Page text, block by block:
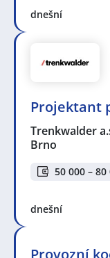
dnešní
Projektant
Trenkwalder
Brno
50 000 – 80
dnešní
Provozní